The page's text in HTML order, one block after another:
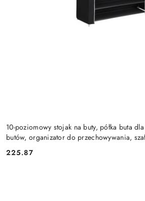
10-poziomowy stojak na buty, półka buta
butów, organizator do przechowywania,
Cena:
225.87